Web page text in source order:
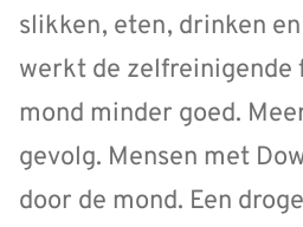
slikken, eten, drinken
werkt de zelfreinigende
mond minder goed.
gevolg. Mensen met
door de mond. Een